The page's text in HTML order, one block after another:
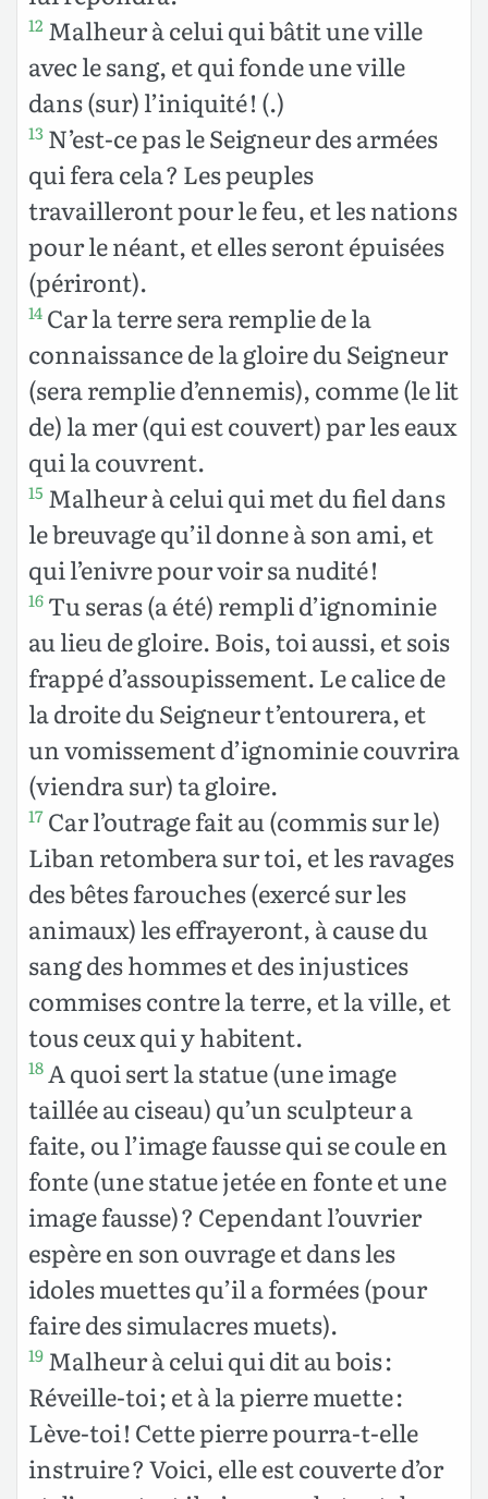
12 Malheur à celui qui bâtit une ville
avec le sang, et qui fonde une ville
dans (sur) l’iniquité ! (.)
13 N’est-ce pas le Seigneur des armées
qui fera cela ? Les peuples
travailleront pour le feu, et les nations
pour le néant, et elles seront épuisées
(périront).
14 Car la terre sera remplie de la
connaissance de la gloire du Seigneur
(sera remplie d’ennemis), comme (le lit
de) la mer (qui est couvert) par les eaux
qui la couvrent.
15 Malheur à celui qui met du fiel dans
le breuvage qu’il donne à son ami, et
qui l’enivre pour voir sa nudité !
16 Tu seras (a été) rempli d’ignominie
au lieu de gloire. Bois, toi aussi, et sois
frappé d’assoupissement. Le calice de
la droite du Seigneur t’entourera, et
un vomissement d’ignominie couvrira
(viendra sur) ta gloire.
17 Car l’outrage fait au (commis sur le)
Liban retombera sur toi, et les ravages
des bêtes farouches (exercé sur les
animaux) les effrayeront, à cause du
sang des hommes et des injustices
commises contre la terre, et la ville, et
tous ceux qui y habitent.
18A quoi sert la statue (une image
taillée au ciseau) qu’un sculpteur a
faite, ou l’image fausse qui se coule en
fonte (une statue jetée en fonte et une
image fausse) ? Cependant l’ouvrier
espère en son ouvrage et dans les
idoles muettes qu’il a formées (pour
faire des simulacres muets).
19 Malheur à celui qui dit au bois :
Réveille-toi ; et à la pierre muette :
Lève-toi ! Cette pierre pourra-t-elle
instruire ? Voici, elle est couverte d’or